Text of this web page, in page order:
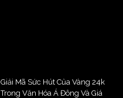
Giải Mã Sức Hút Của Vàng 24k
Trong Văn Hóa Á Đông Và Giá